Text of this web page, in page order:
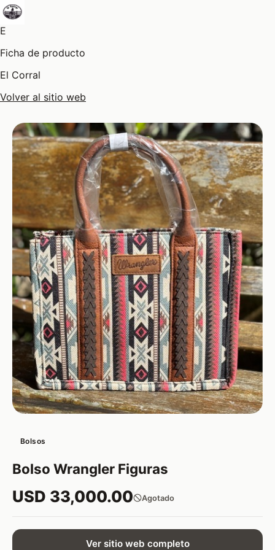
E
Ficha de producto
El Corral
Volver al sitio web
Bolsos
Bolso Wrangler Figuras
USD 33,000.00 Agotado
Ver sitio web completo